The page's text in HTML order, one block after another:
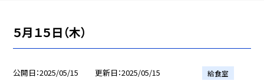
５月１５日（木）
公開日 2025/05/15 更新日 2025/05/15 給食室